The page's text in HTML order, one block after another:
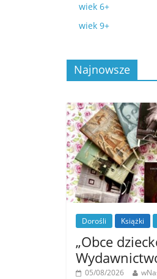
wiek 6+
wiek 9+
Najnowsze
Dorośli Książki
„Obce
05/08/2026